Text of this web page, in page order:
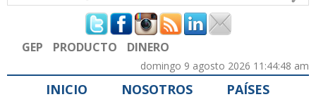
Formulario de búsqueda
GEP PRODUCTO DINERO
domingo 9 agosto 2026 11:44:48 am
INICIO NOSOTROS
PAÍSES